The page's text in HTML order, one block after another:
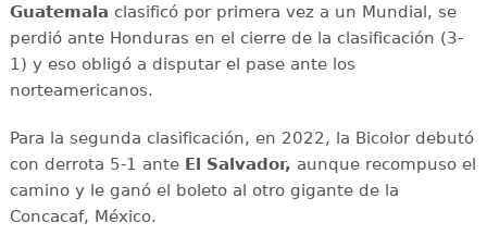
Guatemala clasificó por primera vez a un Mundial, se
perdió ante Honduras en el cierre de la clasificación (3-
1) y eso obligó a disputar el pase ante los
norteamericanos.
Para la segunda clasificación, en 2022, la Bicolor debutó
con derrota 5-1 ante El Salvador, aunque recompuso el
camino y le ganó el boleto al otro gigante de la
Concacaf, México.